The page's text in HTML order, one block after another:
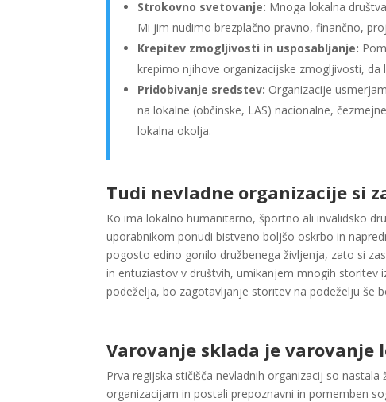
Strokovno svetovanje: Mnoga lokalna
Mi jim nudimo brezplačno pravno, finančno,
Krepitev zmogljivosti in usposabljanje:
krepimo njihove organizacijske zmogljivosti,
Pridobivanje sredstev: Organizacije
na lokalne (občinske, LAS) nacionalne,
lokalna okolja.
Tudi nevladne organizacije si
Ko ima lokalno humanitarno, športno ali invalidsko
uporabnikom ponudi bistveno boljšo oskrbo in
pogosto edino gonilo družbenega življenja, zato si
in entuziastov v društvih, umikanjem mnogih storitev
podeželja, bo zagotavljanje storitev na podeželju še
Varovanje sklada je varovanje
Prva regijska stičišča nevladnih organizacij so
organizacijam in postali prepoznavni in pomemben